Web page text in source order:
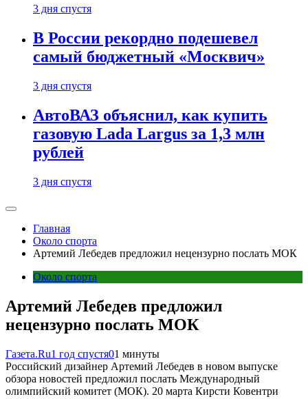
3 дня спустя
В России рекордно подешевел
самый бюджетный «Москвич»
3 дня спустя
АвтоВАЗ объяснил, как купить
газовую Lada Largus за 1,3 млн
рублей
3 дня спустя
Главная
Около спорта
Артемий Лебедев предложил нецензурно послать МОК
Около спорта
Артемий Лебедев предложил
нецензурно послать МОК
Газета.Ru1 год спустя01 минуты
Российский дизайнер Артемий Лебедев в новом выпуске
обзора новостей предложил послать Международный
олимпийский комитет (МОК). 20 марта Кирсти Ковентри